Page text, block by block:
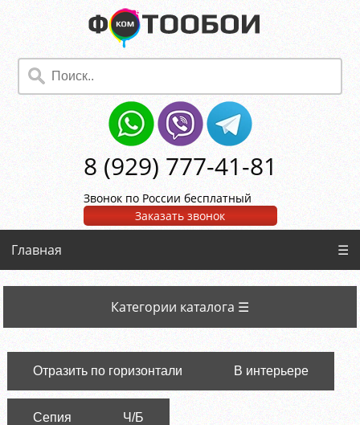
8 (929) 777-41-81
Звонок по России бесплатный
Заказать звонок
Главная ☰
Категории каталога ☰
Отразить по горизонтали В интерьере
Сепия Ч/Б